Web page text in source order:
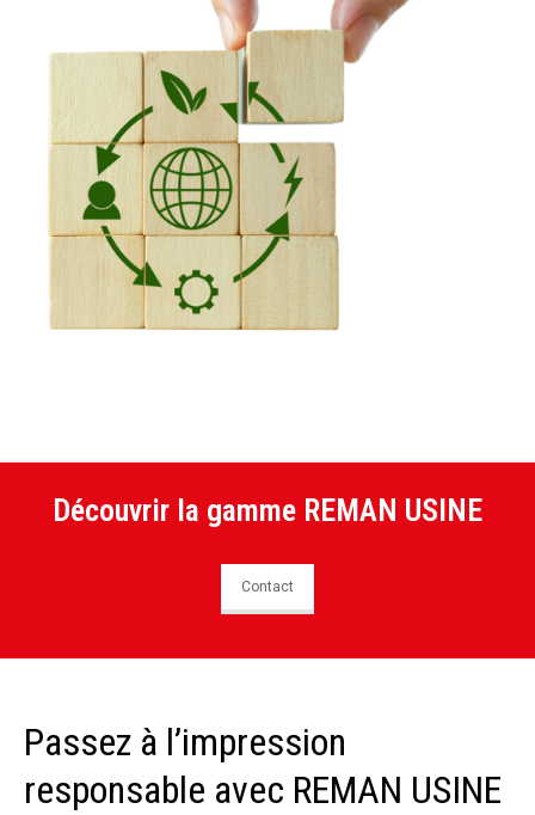
Découvrir la gamme REMAN USINE
Contact
Passez à l’impression
responsable avec REMAN USINE